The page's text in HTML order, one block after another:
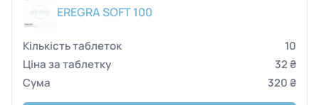
EREGRA SOFT 100
10
32 ₴
320 ₴